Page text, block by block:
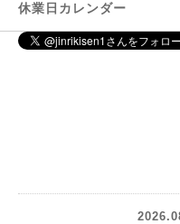
休業日カレンダー